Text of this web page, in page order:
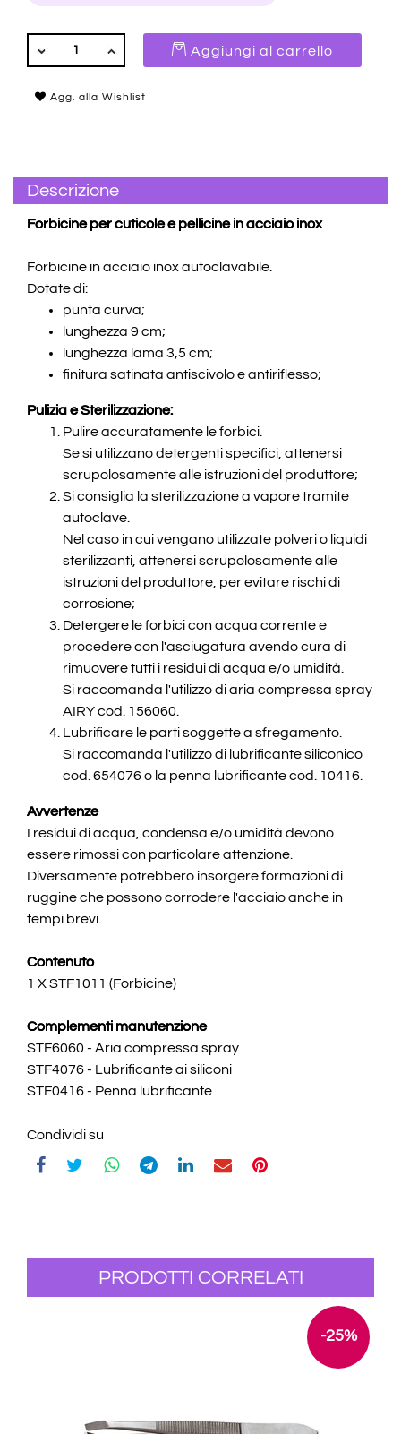
QUANTITÀ
Aggiungi al carrello
Agg. alla Wishlist
Descrizione
Forbicine per cuticole e pellicine in acciaio inox
Forbicine in acciaio inox autoclavabile.
Dotate di:
punta curva;
lunghezza 9 cm;
lunghezza lama 3,5 cm;
finitura satinata antiscivolo e antiriflesso;
Pulizia e Sterilizzazione:
Pulire accuratamente le forbici.
Se si utilizzano detergenti specifici, attenersi
scrupolosamente alle istruzioni del produttore;
Si consiglia la sterilizzazione a vapore tramite
autoclave.
Nel caso in cui vengano utilizzate polveri o liquidi
sterilizzanti, attenersi scrupolosamente alle
istruzioni del produttore, per evitare rischi di
corrosione;
Detergere le forbici con acqua corrente e
procedere con l'asciugatura avendo cura di
rimuovere tutti i residui di acqua e/o umidità.
Si raccomanda l'utilizzo di aria compressa spray
AIRY cod. 156060.
Lubrificare le parti soggette a sfregamento.
Si raccomanda l'utilizzo di lubrificante siliconico
cod. 654076 o la penna lubrificante cod. 10416.
Avvertenze
I residui di acqua, condensa e/o umidità devono
essere rimossi con particolare attenzione.
Diversamente potrebbero insorgere formazioni di
ruggine che possono corrodere l'acciaio anche in
tempi brevi.
Contenuto
1 X STF1011 (Forbicine)
Complementi manutenzione
STF6060 - Aria compressa spray
STF4076 - Lubrificante ai siliconi
STF0416 - Penna lubrificante
Condividi su
PRODOTTI CORRELATI
-25%